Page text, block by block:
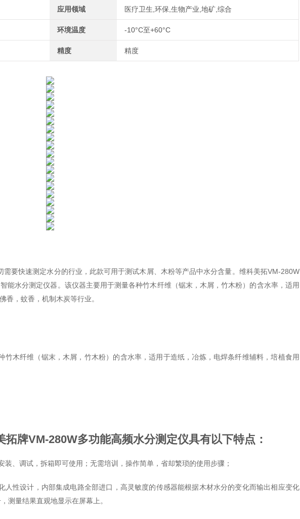
应用领域 医疗卫生,环保,生物产业,地矿,综合
环境温度 -10°C至+60°C
精度 精度
需要快速测定水分的行业，此款可用于测试木屑、木粉等产品中水分含量。维科美拓VM-280W
能水分测定仪器。该仪器主要用于测量各种竹木纤维（锯末，木屑，竹木粉）的含水率，适用
香，蚊香，机制木炭等行业。
竹木纤维（锯末，木屑，竹木粉）的含水率，适用于造纸，冶炼，电焊条纤维辅料，培植食用
拓牌VM-280W多功能高频水分测定仪具有以下特点：
装、调试，拆箱即可使用；无需培训，操作简单，省却繁琐的使用步骤；
人性设计，内部集成电路全部进口，高灵敏度的传感器能根据木材水分的变化而输出相应变化
测量结果直观地显示在屏幕上。